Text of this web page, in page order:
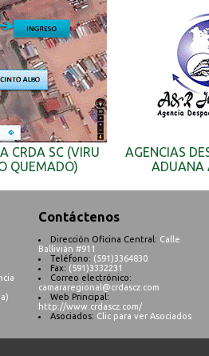
CRDA SC (VIRU
QUEMADO)
AGENCIAS
ADUANA
Contáctenos
Dirección Oficina Central: Calle
Ballivián #911
Teléfono: (591)3364830
Fax: (591)3332231
Correo electrónico:
camararegional@crdascz.com
Web Principal:
http://www.crdascz.com/
Asociados: Clic para ver Asociados